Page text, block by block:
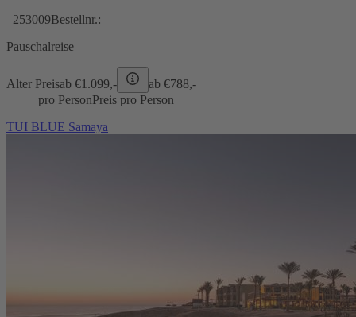
253009Bestellnr.:
Pauschalreise
Alter Preisab €1.099,- ab €788,-
pro PersonPreis pro Person
TUI BLUE Samaya